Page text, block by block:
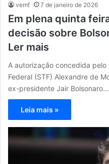
vemf 7 de janeiro de 2026
Em plena quinta
decisão sobre
Ler mais
A autorização concedida
Federal (STF) Alexandre de
ex-presidente Jair Bolsonaro…
Leia mais »